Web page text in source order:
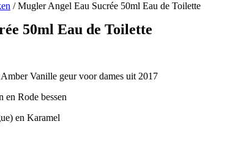
/ Mugler Angel Eau Sucrée 50ml Eau de Toilette
50ml Eau de Toilette
Vanille geur voor dames uit 2017
en Rode bessen
en Karamel